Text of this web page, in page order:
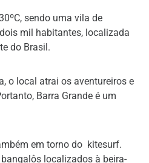
sendo uma vila de
mil habitantes, localizada
do Brasil.
o local atrai os aventureiros e
Barra Grande é um
em torno do kitesurf.
localizados à beira-